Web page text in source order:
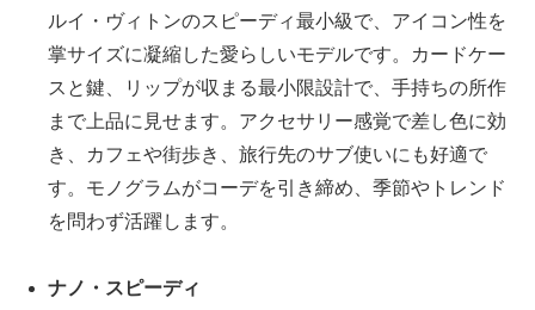
ルイ・ヴィトンのスピーディ最小級で、アイコン性を
掌サイズに凝縮した愛らしいモデルです。カードケー
スと鍵、リップが収まる最小限設計で、手持ちの所作
まで上品に見せます。アクセサリー感覚で差し色に効
き、カフェや街歩き、旅行先のサブ使いにも好適で
す。モノグラムがコーデを引き締め、季節やトレンド
を問わず活躍します。
ナノ・スピーディ